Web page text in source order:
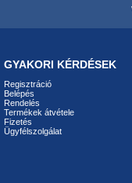
GYAKORI KÉRDÉSEK
Regisztráció
Belépés
Rendelés
Termékek átvétele
Fizetés
Ügyfélszolgálat